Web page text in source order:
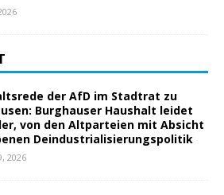
der AfD im Stadtrat zu
Burghauser Haushalt leidet
von den Altparteien mit Absicht
Deindustrialisierungspolitik
2026